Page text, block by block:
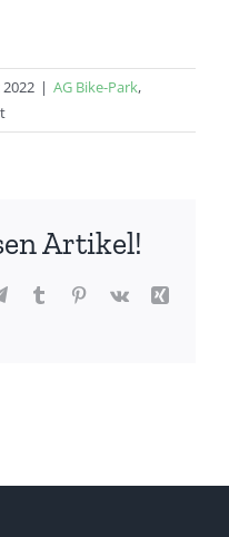
| AG Bike-Park,
für
Die
nimmt
langsam
Artikel!
TelegramTumblrPinterest
Vk
Xing